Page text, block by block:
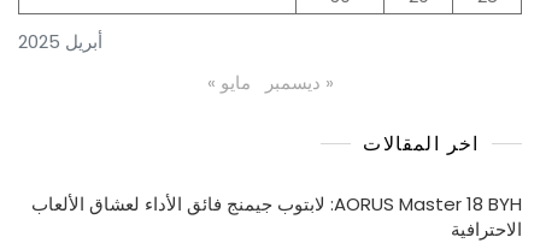
أبريل 2025
« ديسمبر مايو »
اخر المقالات
AORUS Master 18 BYH: لابتوب جيمنج فائق الأداء لعشاق الألعاب
الاحترافية